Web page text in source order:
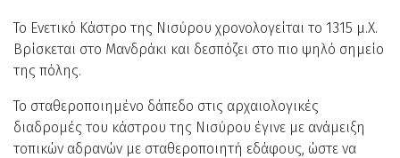
Το Ενετικό Κάστρο της Νισύρου χρονολογείται το 1315 μ.Χ.
Βρίσκεται στο Μανδράκι και δεσπόζει στο πιο ψηλό σημείο
της πόλης.
Το σταθεροποιημένο δάπεδο στις αρχαιολογικές
διαδρομές του κάστρου της Νισύρου έγινε με ανάμειξη
τοπικών αδρανών με σταθεροποιητή εδάφους, ώστε να